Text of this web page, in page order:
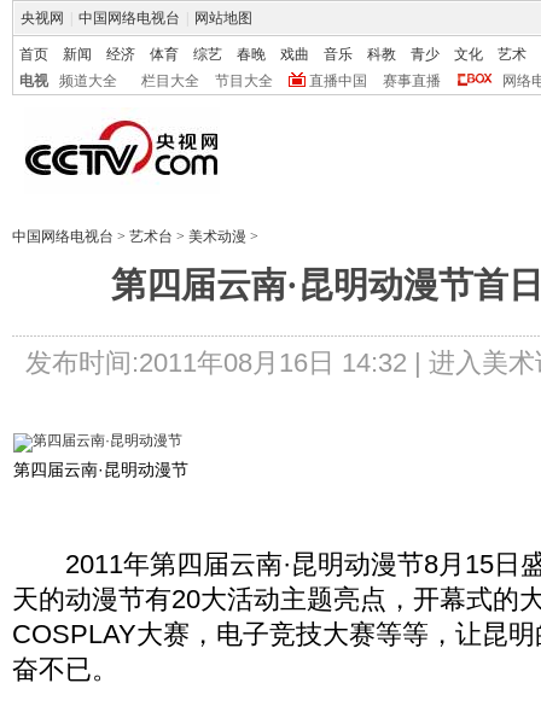
央视网 中国网络电视台 网站地图
首页 新闻 经济 体育 综艺 春晚 戏曲 音乐 科教 青少 文化
艺术
电视
频道大全 栏目大全 节目大全 直播中国 赛事直播 网络
中国网络电视台 > 艺术台 > 美术动漫 >
第四届云南·昆明动漫节首
发布时间:2011年08月16日 14:32 | 进入美术
第四届云南·昆明动漫节
2011年第四届云南·昆明动漫节8月15日
天的动漫节有20大活动主题亮点，开幕式的
COSPLAY大赛，电子竞技大赛等等，让昆
奋不已。